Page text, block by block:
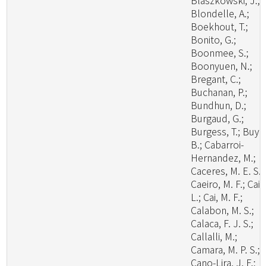
Blondelle, A.;
Boekhout, T.;
Bonito, G.;
Boonmee, S.;
Boonyuen, N.;
Bregant, C.;
Buchanan, P.;
Bundhun, D.;
Burgaud, G.;
Burgess, T.;
B.; Cabarroi-
Hernandez, M.;
Caceres, M. E. S.;
Caeiro, M. F.; Cai,
L.; Cai, M. F.;
Calabon, M. S.;
Calaca, F. J. S.;
Callalli, M.;
Camara, M. P. S.;
Cano-Lira, J. F.;